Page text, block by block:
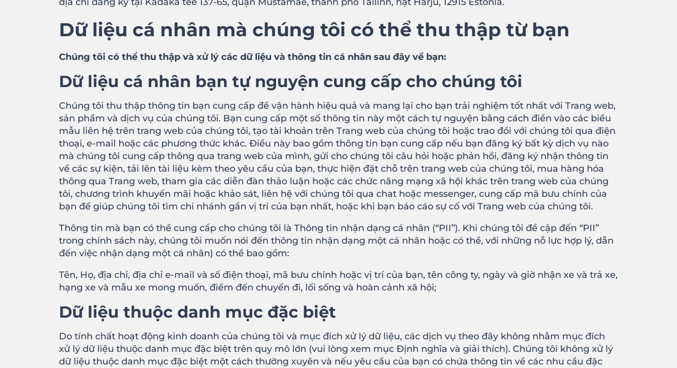
Dữ liệu cá nhân mà chúng tôi có thể thu thập từ bạn
Chúng tôi có thể thu thập và xử lý các dữ liệu và thông tin cá nhân sau đây về bạn:
Dữ liệu cá nhân bạn tự nguyện cung cấp cho chúng tôi
Chúng tôi thu thập thông tin bạn cung cấp để vận hành hiệu quả và mang lại cho bạn trải nghiệm tốt nhất với Trang web,
sản phẩm và dịch vụ của chúng tôi. Bạn cung cấp một số thông tin này một cách tự nguyện bằng cách điền vào các biểu
mẫu liên hệ trên trang web của chúng tôi, tạo tài khoản trên Trang web của chúng tôi hoặc trao đổi với chúng tôi qua điện
thoại, e-mail hoặc các phương thức khác. Điều này bao gồm thông tin bạn cung cấp nếu bạn đăng ký bất kỳ dịch vụ nào
mà chúng tôi cung cấp thông qua trang web của mình, gửi cho chúng tôi câu hỏi hoặc phản hồi, đăng ký nhận thông tin
về các sự kiện, tải lên tài liệu kèm theo yêu cầu của bạn, thực hiện đặt chỗ trên trang web của chúng tôi, mua hàng hóa
thông qua Trang web, tham gia các diễn đàn thảo luận hoặc các chức năng mạng xã hội khác trên trang web của chúng
tôi, chương trình khuyến mãi hoặc khảo sát, liên hệ với chúng tôi qua chat hoặc messenger, cung cấp mã bưu chính của
bạn để giúp chúng tôi tìm chi nhánh gần vị trí của bạn nhất, hoặc khi bạn báo cáo sự cố với Trang web của chúng tôi.
Thông tin mà bạn có thể cung cấp cho chúng tôi là Thông tin nhận dạng cá nhân (“PII”). Khi chúng tôi đề cập đến “PII”
trong chính sách này, chúng tôi muốn nói đến thông tin nhận dạng một cá nhân hoặc có thể, với những nỗ lực hợp lý, dẫn
đến việc nhận dạng một cá nhân) có thể bao gồm:
Tên, Họ, địa chỉ, địa chỉ e-mail và số điện thoại, mã bưu chính hoặc vị trí của bạn, tên công ty, ngày và giờ nhận xe và trả xe,
hạng xe và mẫu xe mong muốn, điểm đến chuyến đi, lối sống và hoàn cảnh xã hội;
Dữ liệu thuộc danh mục đặc biệt
Do tính chất hoạt động kinh doanh của chúng tôi và mục đích xử lý dữ liệu, các dịch vụ theo đây không nhằm mục đích
xử lý dữ liệu thuộc danh mục đặc biệt trên quy mô lớn (vui lòng xem mục Định nghĩa và giải thích). Chúng tôi không xử lý
dữ liệu thuộc danh mục đặc biệt một cách thường xuyên và nếu yêu cầu của bạn có chứa thông tin về các nhu cầu đặc